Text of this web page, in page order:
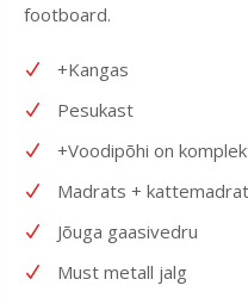
footboard.
+Kangas
Pesukast
+Voodipõhi on
Madrats +
Jõuga gaasivedru
Must metall jalg